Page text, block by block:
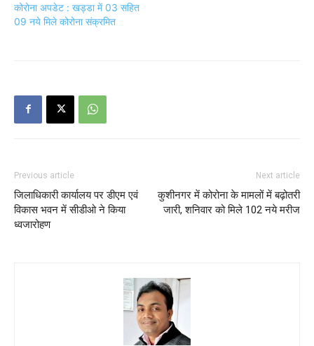
कोरोना अपडेट : खड्डा में 03 सहित
09 नये मिले कोरोना संक्रमित
Previous article
जिलाधिकारी कार्यालय पर डीएम एवं
विकास भवन में सीडीओ ने किया
ध्वजारोहण
Next article
कुशीनगर में कोरोना के मामलों में बढ़ोतरी
जारी, शनिवार को मिले 102 नये मरीज